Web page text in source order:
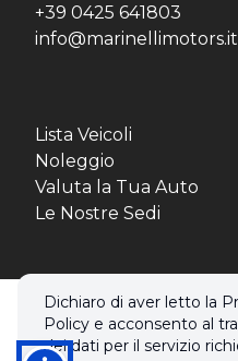
+39 0425 641803
info@marinellimotors.it
Lista Veicoli
Noleggio
Valuta la Tua Auto
Le Nostre Sedi
Dichiaro di aver letto la
Policy e acconsento al
dei dati per il servizio
© 2026 MBL
Privacy